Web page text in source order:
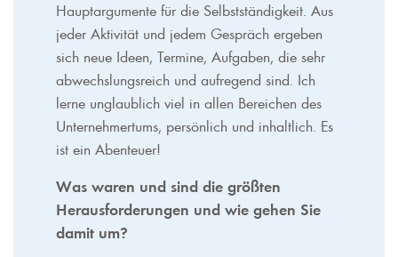
Hauptargumente für die Selbstständigkeit. Aus
jeder Aktivität und jedem Gespräch ergeben
sich neue Ideen, Termine, Aufgaben, die sehr
abwechslungsreich und aufregend sind. Ich
lerne unglaublich viel in allen Bereichen des
Unternehmertums, persönlich und inhaltlich. Es
ist ein Abenteuer!
Was waren und sind die größten
Herausforderungen und wie gehen Sie
damit um?